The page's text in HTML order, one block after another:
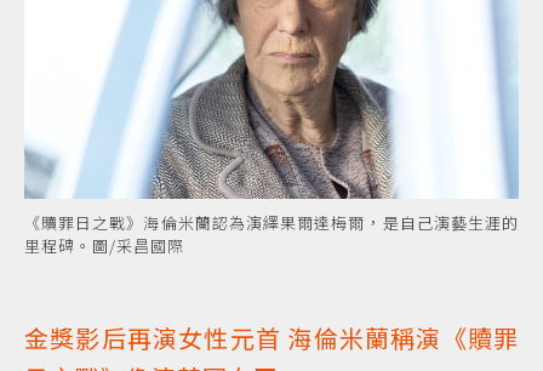
《贖罪日之戰》海倫米蘭認為演繹果爾達梅爾，是自己演藝生涯的
里程碑。圖/采昌國際
金獎影后再演女性元首 海倫米蘭稱演《贖罪